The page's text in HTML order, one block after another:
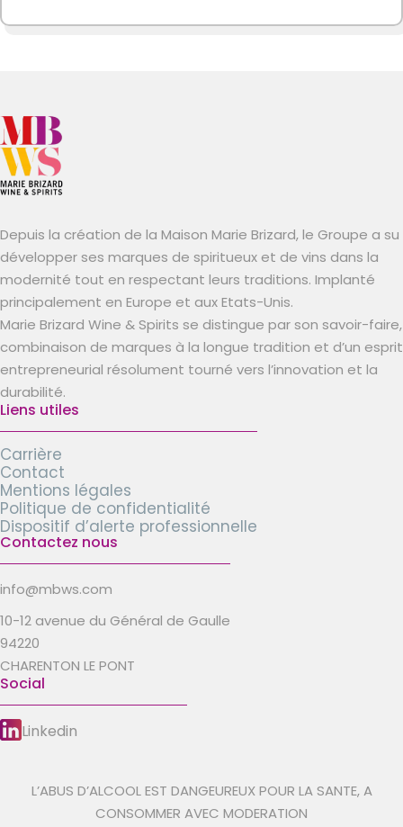
Depuis la création de la Maison Marie Brizard, le Groupe a su
développer ses marques de spiritueux et de vins dans la
modernité tout en respectant leurs traditions. Implanté
principalement en Europe et aux Etats-Unis.
Marie Brizard Wine & Spirits se distingue par son savoir-faire,
combinaison de marques à la longue tradition et d’un esprit
entrepreneurial résolument tourné vers l’innovation et la
durabilité.
Liens utiles
Carrière
Contact
Mentions légales
Politique de confidentialité
Dispositif d’alerte professionnelle
Contactez nous
info@mbws.com
10-12 avenue du Général de Gaulle
94220
CHARENTON LE PONT
Social
Linkedin
L’ABUS D’ALCOOL EST DANGEUREUX POUR LA SANTE, A
CONSOMMER AVEC MODERATION